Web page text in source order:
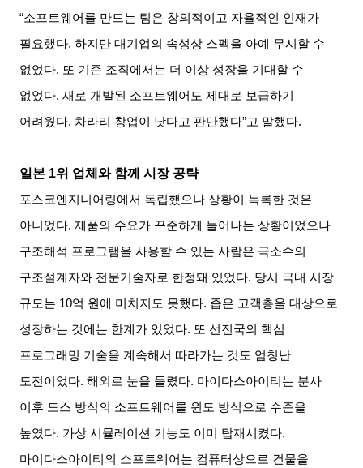
“소프트웨어를 만드는 팀은 창의적이고 자율적인 인재가
필요했다.하지만 대기업의 속성상 스펙을 아예 무시할 수
없었다. 또 기존 조직에서는 더 이상 성장을 기대할 수
없었다.새로 개발된 소프트웨어도 제대로 보급하기
어려웠다. 차라리 창업이 낫다고 판단했다”고 말했다.
일본 1위 업체와 함께 시장 공략
포스코엔지니어링에서 독립했으나 상황이 녹록한 것은
아니었다.제품의 수요가 꾸준하게 늘어나는 상황이었으나
구조해석 프로그램을 사용할 수 있는 사람은 극소수의
구조설계자와 전문기술자로 한정돼 있었다. 당시 국내 시장
규모는 10억 원에 미치지도 못했다. 좁은 고객층을 대상으로
성장하는 것에는 한계가 있었다. 또 선진국의 핵심
프로그래밍 기술을 계속해서 따라가는 것도 엄청난
도전이었다.해외로 눈을 돌렸다. 마이다스아이티는 분사
이후 도스 방식의 소프트웨어를 윈도 방식으로 수준을
높였다. 가상 시뮬레이션 기능도 이미 탑재시켰다.
마이다스아이티의 소프트웨어는 컴퓨터상으로 건물을